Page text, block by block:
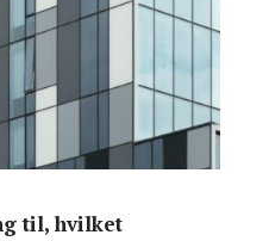
til, hvilket